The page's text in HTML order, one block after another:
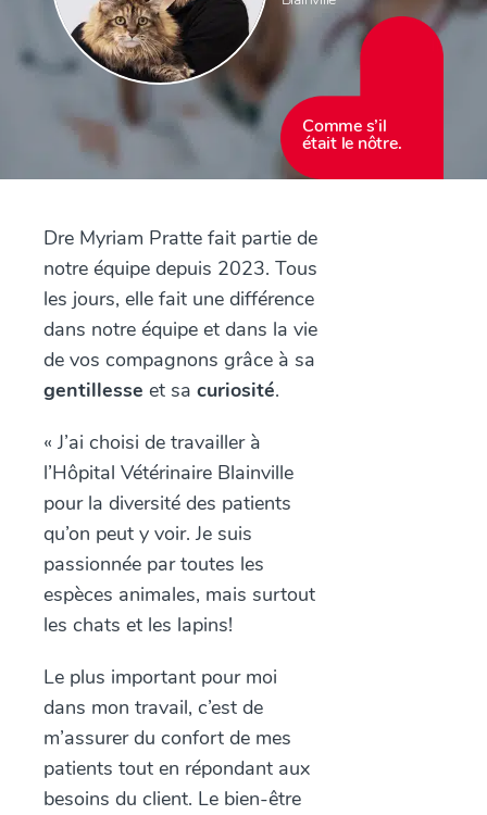
Comme s’il
était le nôtre.
Dre Myriam Pratte fait partie de
notre équipe depuis 2023. Tous
les jours, elle fait une différence
dans notre équipe et dans la vie
de vos compagnons grâce à sa
gentillesse et sa curiosité.
« J’ai choisi de travailler à
l’Hôpital Vétérinaire Blainville
pour la diversité des patients
qu’on peut y voir. Je suis
passionnée par toutes les
espèces animales, mais surtout
les chats et les lapins!
Le plus important pour moi
dans mon travail, c’est de
m’assurer du confort de mes
patients tout en répondant aux
besoins du client. Le bien-être